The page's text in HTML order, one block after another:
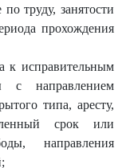
труду, занятости
прохождения
к исправительным
с направлением
типа, аресту,
срок или
направления